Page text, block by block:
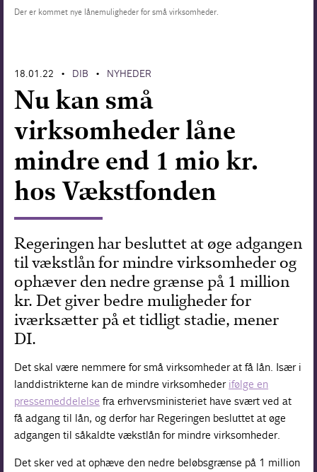
Uddannelse
Forskning
Der er kommet nye lånemuligheder for små virksomheder.
18.01.22 • DIB • NYHEDER
Nu kan små
virksomheder låne
mindre end 1 mio kr.
hos Vækstfonden
Regeringen har besluttet at øge adgangen
til vækstlån for mindre virksomheder og
ophæver den nedre grænse på 1 million
kr. Det giver bedre muligheder for
iværksætter på et tidligt stadie, mener
DI.
Det skal være nemmere for små virksomheder at få lån. Især i
landdistrikterne kan de mindre virksomheder ifølge en
pressemeddelelse fra erhvervsministeriet have svært ved at
få adgang til lån, og derfor har Regeringen besluttet at øge
adgangen til såkaldte vækstlån for mindre virksomheder.
Det sker ved at ophæve den nedre beløbsgrænse på 1 million